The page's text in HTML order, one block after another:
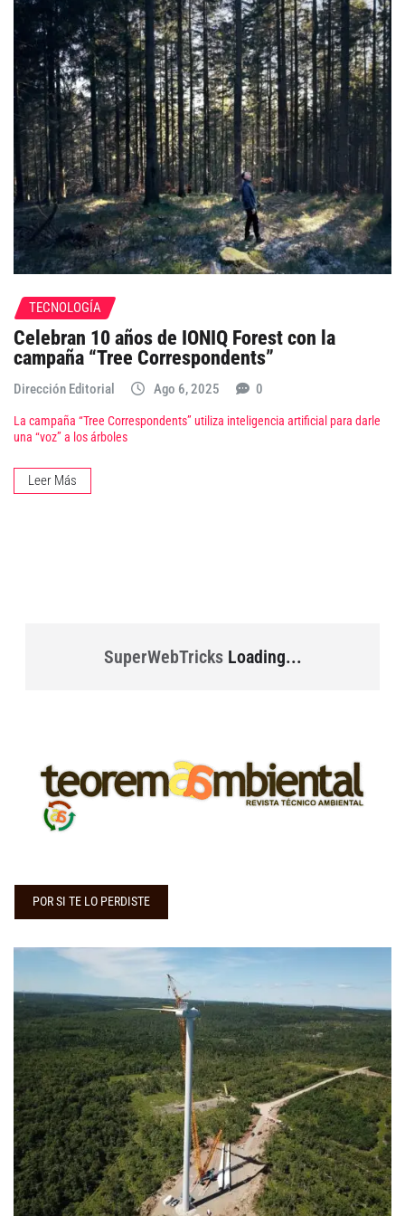
TECNOLOGÍA
Celebran 10 años de IONIQ Forest con la
campaña “Tree Correspondents”
Dirección Editorial Ago 6, 2025 0
La campaña “Tree Correspondents” utiliza inteligencia artificial para darle
una “voz” a los árboles
Leer Más
SuperWebTricksLoading...
POR SI TE LO PERDISTE